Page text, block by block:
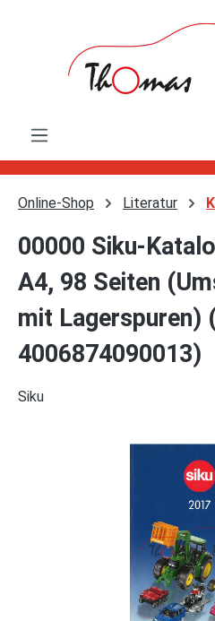
Online-Shop Literatur
00000 Siku-
A4, 98 Seiten
mit Lagerspuren)
4006874090013)
Siku